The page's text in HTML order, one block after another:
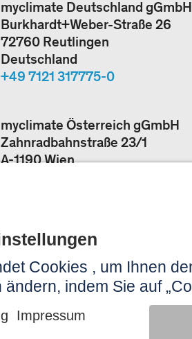
myclimate Deutschland gGmbH
Burkhardt+Weber-Straße 26
72760 Reutlingen
Deutschland
+49 7121 317775-0
myclimate Österreich gGmbH
Zahnradbahnstraße 23/1
A-1190 Wien
Unsere Büros
JETZT KONTAKTIEREN